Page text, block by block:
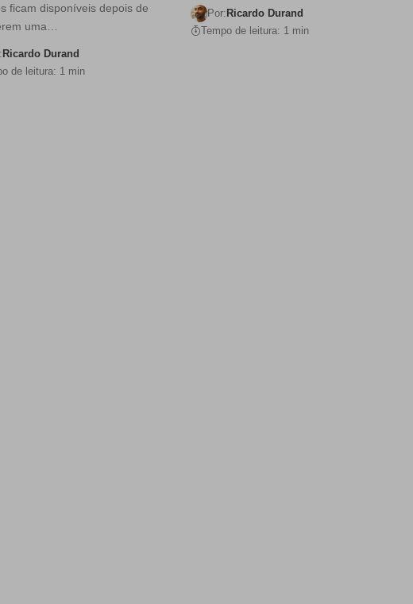
ficam disponíveis depois de
uma…
Ricardo Durand
de leitura: 1 min
Por: Ricardo Durand
Tempo de leitura: 1 min